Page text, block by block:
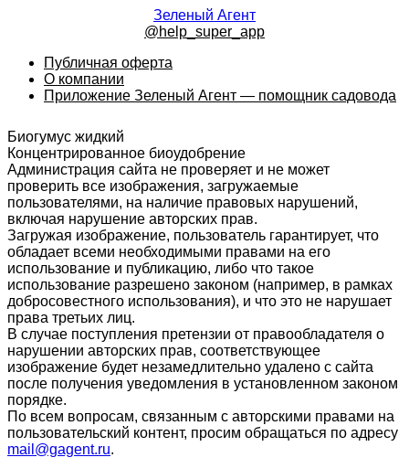
Зеленый Агент
@help_super_app
Публичная оферта
О компании
Приложение Зеленый Агент — помощник садовода
Биогумус жидкий
Концентрированное биоудобрение
Администрация сайта не проверяет и не может
проверить все изображения, загружаемые
пользователями, на наличие правовых нарушений,
включая нарушение авторских прав.
Загружая изображение, пользователь гарантирует, что
обладает всеми необходимыми правами на его
использование и публикацию, либо что такое
использование разрешено законом (например, в рамках
добросовестного использования), и что это не нарушает
права третьих лиц.
В случае поступления претензии от правообладателя о
нарушении авторских прав, соответствующее
изображение будет незамедлительно удалено с сайта
после получения уведомления в установленном законом
порядке.
По всем вопросам, связанным с авторскими правами на
пользовательский контент, просим обращаться по адресу
mail@gagent.ru.